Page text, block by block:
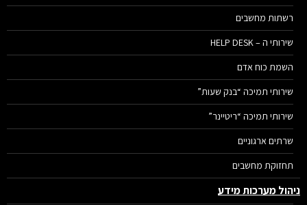
רשתות מחשבים
שירותי ה – HELP DESK
השמת כוח אדם
שירותי תמיכה “בנק שעות”
שירותי תמיכה “ריטיינר”
שרתים ארגוניים
תחזוקת מחשבים
מערכות מידע